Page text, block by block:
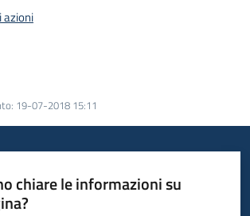
azioni
: 19-07-2018 15:11
chiare le informazioni su